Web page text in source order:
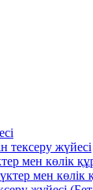
тексеру жүйесі
мен көлік
мен көлік